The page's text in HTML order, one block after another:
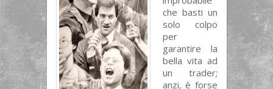
che basti un
solo colpo
per
garantire la
bella vita ad
un trader;
anzi, è forse